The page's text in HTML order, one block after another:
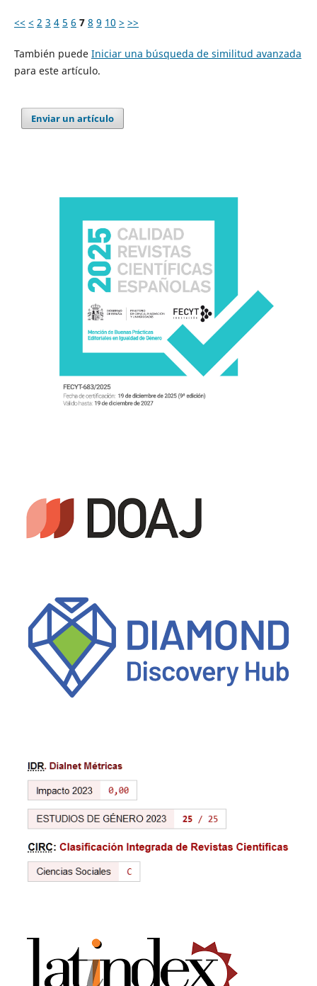
<< < 2 3 4 5 6 7 8 9 10 > >>
También puede Iniciar una búsqueda de similitud avanzada
para este artículo.
Enviar un artículo